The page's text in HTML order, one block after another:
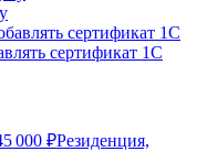
сертификат 1С
000 ₽Резиденция,